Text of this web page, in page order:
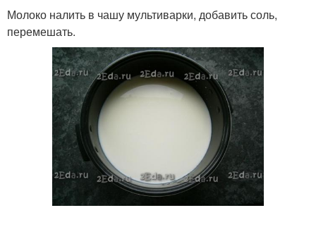
Молоко налить в чашу мультиварки, добавить соль,
перемешать.